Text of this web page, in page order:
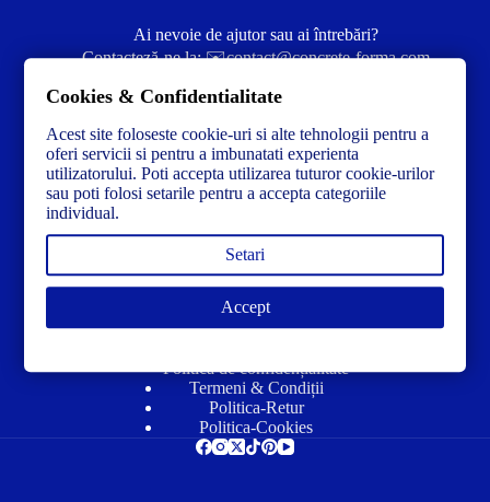
Ai nevoie de ajutor sau ai întrebări?
Contacteză-ne la:✉️contact@concrete-forma.com
Link-uri utile
Politică de confidențialitate
Termeni & Condiții
Politica-Retur
Politica-Cookies
Cookies & Confidentialitate
Acest site foloseste cookie-uri si alte tehnologii pentru a
oferi servicii si pentru a imbunatati experienta
utilizatorului. Poti accepta utilizarea tuturor cookie-urilor
sau poti folosi setarile pentru a accepta categoriile
individual.
Setari
Accept